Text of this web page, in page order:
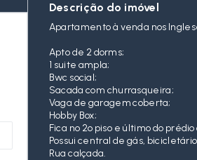
Descrição do imóvel
Apartamento à venda nos
Apto de 2 dorms;
1 suite ampla;
Bwc social;
Sacada com churrasqueira;
Vaga de garagem coberta;
Hobby Box;
Fica no 2º piso e último do
Possui central de gás,
Rua calçada.